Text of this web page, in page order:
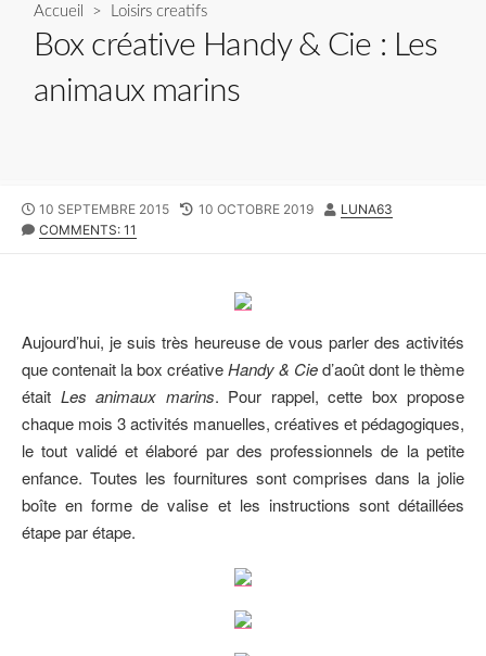
Accueil > Loisirs creatifs
Box créative Handy & Cie : Les
animaux marins
P
U
H
E
D
D
E
10 SEPTEMBRE 2015
L
I
F
I
D
A
10 OCTOBRE 2019
A
LUNA63
COMMENTS: 11
Aujourd’hui, je suis très heureuse de vous parler des activités
que contenait la box créativeHandy & Cied’août dont le thème
était Les animaux marins. Pour rappel, cette box propose
chaque mois 3 activités manuelles, créatives et pédagogiques,
le tout validé et élaboré par des professionnels de la petite
enfance. Toutes les fournitures sont comprises dans la jolie
boîte en forme de valise et les instructions sont détaillées
étape par étape.